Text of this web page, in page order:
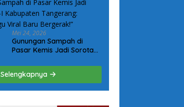
Mei 24, 2026
Gunungan Sampah di
Pasar Kemis Jadi Sorotan,
Tangerang: “Jangan
Tunggu Viral Baru
Bergerak!”
Selengkapnya